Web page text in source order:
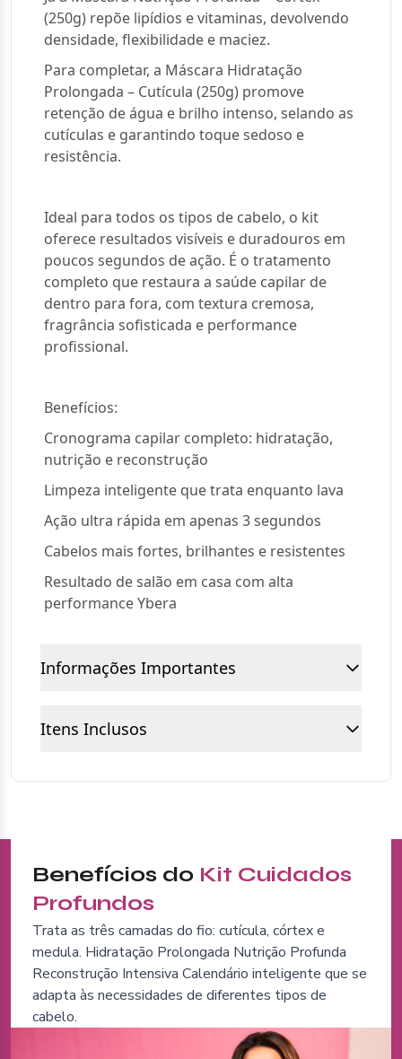
(250g) repõe lipídios e vitaminas, devolvendo
densidade, flexibilidade e maciez.
Para completar, a Máscara Hidratação
Prolongada – Cutícula (250g) promove
retenção de água e brilho intenso, selando as
cutículas e garantindo toque sedoso e
resistência.
Ideal para todos os tipos de cabelo, o kit
oferece resultados visíveis e duradouros em
poucos segundos de ação. É o tratamento
completo que restaura a saúde capilar de
dentro para fora, com textura cremosa,
fragrância sofisticada e performance
profissional.
Benefícios:
Cronograma capilar completo: hidratação,
nutrição e reconstrução
Limpeza inteligente que trata enquanto lava
Ação ultra rápida em apenas 3 segundos
Cabelos mais fortes, brilhantes e resistentes
Resultado de salão em casa com alta
performance Ybera
Informações Importantes
Itens Inclusos
Benefícios do Kit Cuidados
Profundos
Trata as três camadas do fio: cutícula, córtex e
medula. Hidratação Prolongada Nutrição Profunda
Reconstrução Intensiva Calendário inteligente que se
adapta às necessidades de diferentes tipos de
cabelo.